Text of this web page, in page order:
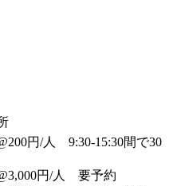
円/人 9:30-15:30間で30
円/人 要予約